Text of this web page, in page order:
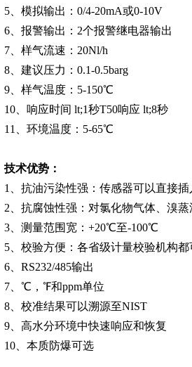
5、模拟输出：0/4-20mA或0-10V
6、报警输出：2个报警继电器输出
7、样气流速：20Nl/h
8、建议压力：0.1-0.5barg
9、样气温度：5-150℃
10、响应时间 lt;1秒T50响应 lt;8秒
11、环境温度：5-65℃
技术优势：
1、抗油污染性强：传感器可以直接
2、抗腐蚀性强：对氯化物气体、溴
3、测量范围宽：+20℃至-100℃
5、校验方便：各省级计量校验机构都
6、RS232/485输出
7、℃，℉和ppm单位
8、校准结果可以溯源至NIST
9、高水分环境中快速响应和恢复
10、本质防爆可选